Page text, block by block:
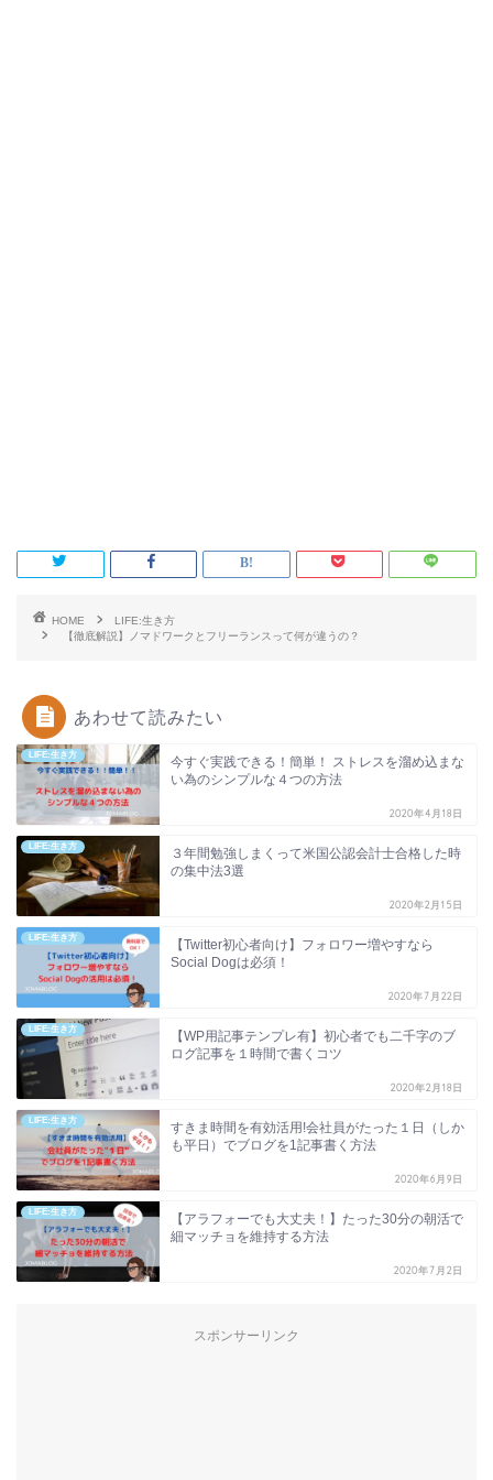
HOME
LIFE:生き方
【徹底解説】ノマドワークとフリーランスって何が違うの？
あわせて読みたい
LIFE:生き方
今すぐ実践できる！簡単！ ストレスを溜め込まな
い為のシンプルな４つの方法
2020年4月18日
LIFE:生き方
３年間勉強しまくって米国公認会計士合格した時
の集中法3選
2020年2月15日
LIFE:生き方
【Twitter初心者向け】フォロワー増やすなら
Social Dogは必須！
2020年7月22日
LIFE:生き方
【WP用記事テンプレ有】初心者でも二千字のブ
ログ記事を１時間で書くコツ
2020年2月18日
LIFE:生き方
すきま時間を有効活用!会社員がたった１日（しか
も平日）でブログを1記事書く方法
2020年6月9日
LIFE:生き方
【アラフォーでも大丈夫！】たった30分の朝活で
細マッチョを維持する方法
2020年7月2日
スポンサーリンク